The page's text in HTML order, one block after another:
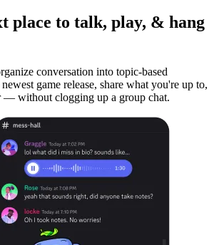
place to talk, play, & hang
conversation into topic-based
game release, share what you're up to,
— without clogging up a group chat.